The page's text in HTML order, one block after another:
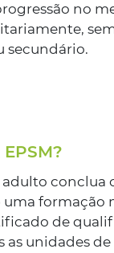
no
secundário.
adulto conclua
formação
de
as unidades